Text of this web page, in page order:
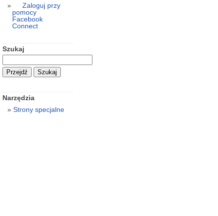
Zaloguj przy
pomocy
Facebook
Connect
Szukaj
Narzędzia
Strony specjalne